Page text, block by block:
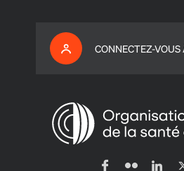
CONNECTEZ-